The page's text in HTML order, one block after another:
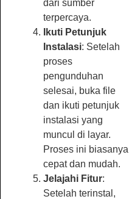
dari sumber
terpercaya.
Ikuti Petunjuk
Instalasi: Setelah
proses
pengunduhan
selesai, buka file
dan ikuti petunjuk
instalasi yang
muncul di layar.
Proses ini biasanya
cepat dan mudah.
Jelajahi Fitur:
Setelah terinstal,